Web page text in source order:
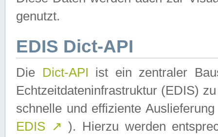
genutzt.
EDIS Dict-API
Die Dict-API ist ein zentraler
Echtzeitdateninfrastruktur (EDIS)
schnelle und effiziente
EDIS ↗ ). Hierzu werden